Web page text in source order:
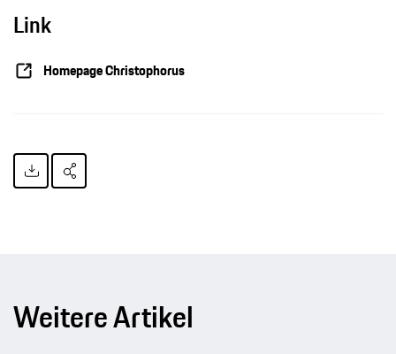
Link
Homepage Christophorus
Weitere Artikel